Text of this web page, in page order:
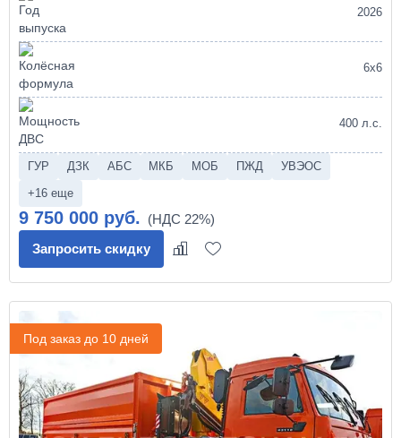
2026
6х6
400 л.с.
ГУР ДЗК АБС МКБ МОБ ПЖД
УВЭОС
+16 еще
9 750 000 руб.
Запросить скидку
Под заказ до 10 дней